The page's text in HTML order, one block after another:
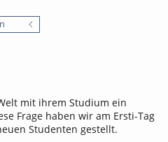
mit ihrem Studium ein
Frage haben wir am Ersti-Tag
Studenten gestellt.